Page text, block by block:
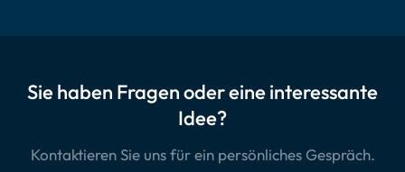
Sie haben Fragen oder eine interessante
Idee?
Kontaktieren Sie uns für ein persönliches Gespräch.